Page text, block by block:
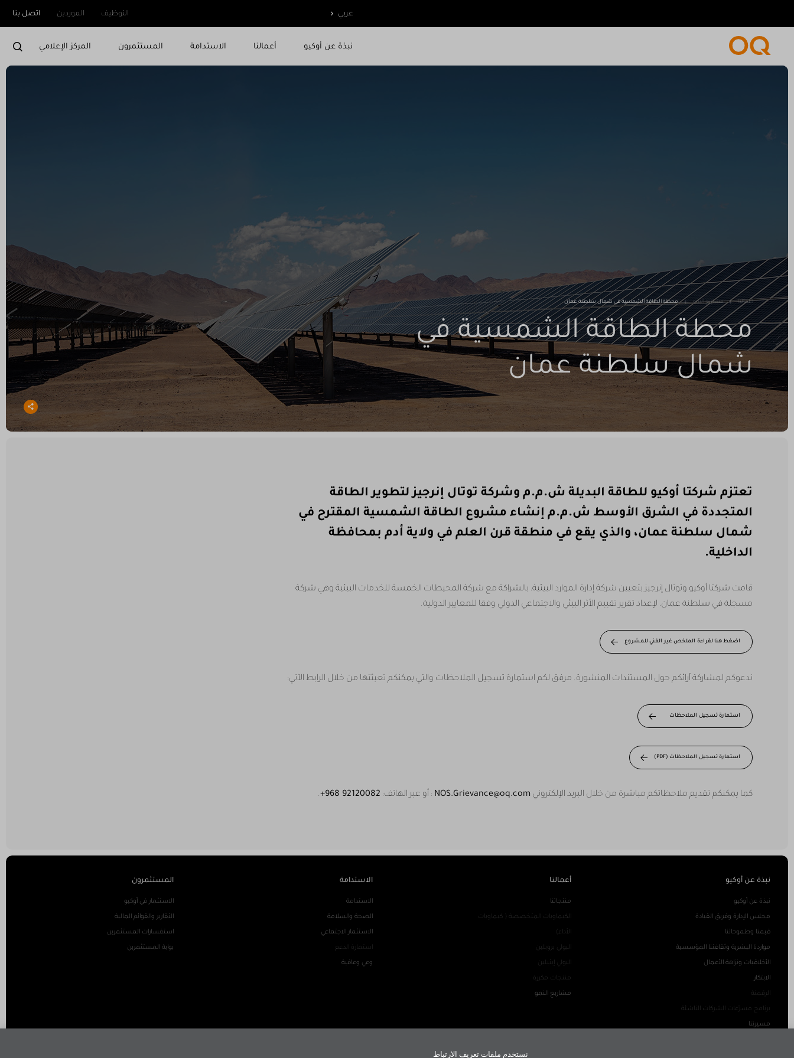
عربي التوظيف الموردين اتصل بنا
نبذة عن أوكيو أعمالنا الاستدامة المستثمرون المركز الإعلامي
أعمالنا مشاريع النمو محطة الطاقة الشمسية في شمال سلطنة عمان
محطة الطاقة الشمسية في
شمال سلطنة عمان
تعتزم شركتا أوكيو للطاقة البديلة ش.م.م وشركة توتال إنرجيز لتطوير الطاقة
المتجددة في الشرق الأوسط ش.م.م إنشاء مشروع الطاقة الشمسية المقترح في
شمال سلطنة عمان، والذي يقع في منطقة قرن العلم في ولاية أدم بمحافظة
الداخلية.
قامت شركتا أوكيو وتوتال إنرجيز بتعيين شركة إدارة الموارد البيئية، بالشراكة مع شركة المحيطات الخمسة للخدمات البيئية وهي شركة
مسجلة في سلطنة عمان، لإعداد تقرير تقييم الأثر البيئي والاجتماعي الدولي وفقا للمعايير الدولية.
اضغط هنا لقراءة الملخص غير الفني للمشروع
ندعوكم لمشاركة آرائكم حول المستندات المنشورة. مرفق لكم استمارة تسجيل الملاحظات والتي يمكنكم تعبئتها من خلال الرابط الآتي:
استمارة تسجيل الملاحظات
استمارة تسجيل الملاحظات (PDF)
كما يمكنكم تقديم ملاحظاتكم مباشرة من خلال البريد الإلكتروني NOS.Grievance@oq.com : أو عبر الهاتف: +968 92120082
.
نبذة عن أوكيو
نبذة عن أوكيو
مجلس الإدارة وفريق القيادة
قيمنا وطموحاتنا
مواردنا البشرية وثقافتنا المؤسسية
الأخلاقيات ونزاهة الأعمال
الابتكار
الرقمنة
برنامج مسرّعات الشركات الناشئة
مسيرتنا
أعمالنا
منتجاتنا
الكيماويات المتخصصة ( كيماويات
الأداء)
البولي بروبلين
البولي إيثيلين
منتجات مكررة
مشاريع النمو
الاستدامة
الاستدامة
الصحة والسلامة
الاستثمار الاجتماعي
استمارة الدعم
وعي وعافية
المستثمرون
الاستثمار في أوكيو
التقارير والقوائم المالية
استفسارات المستثمرين
بوابة المستثمرين
نستخدم ملفات تعريف الارتباط